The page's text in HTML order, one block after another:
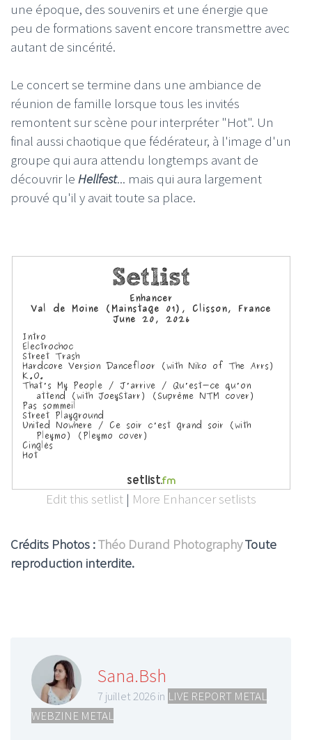
une époque, des souvenirs et une énergie que
peu de formations savent encore transmettre avec
autant de sincérité.
Le concert se termine dans une ambiance de
réunion de famille lorsque tous les invités
remontent sur scène pour interpréter "Hot". Un
final aussi chaotique que fédérateur, à l'image d'un
groupe qui aura attendu longtemps avant de
découvrir le Hellfest... mais qui aura largement
prouvé qu'il y avait toute sa place.
Edit this setlist| More Enhancer setlists
Crédits Photos :Théo Durand PhotographyToute
reproduction interdite.
Sana.Bsh
7 juillet 2026 in LIVE REPORT METAL
WEBZINE METAL